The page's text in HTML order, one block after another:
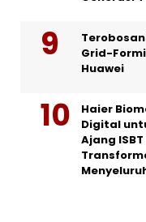
Grid-
Huawei
Haier
Digital
Ajang